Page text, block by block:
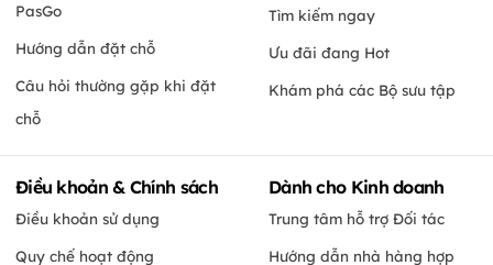
PasGo
Hướng dẫn đặt chỗ
Câu hỏi thường gặp khi đặt
chỗ
Tìm kiếm ngay
Ưu đãi đang Hot
Khám phá các Bộ sưu tập
Điều khoản & Chính sách
Điều khoản sử dụng
Quy chế hoạt động
Dành cho Kinh doanh
Trung tâm hỗ trợ Đối tác
Hướng dẫn nhà hàng hợp